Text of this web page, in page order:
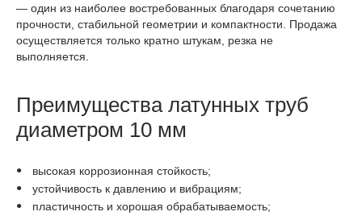
— один из наиболее востребованных благодаря сочетанию
прочности, стабильной геометрии и компактности. Продажа
осуществляется только кратно штукам, резка не
выполняется.
Преимущества латунных труб
диаметром 10 мм
высокая коррозионная стойкость;
устойчивость к давлению и вибрациям;
пластичность и хорошая обрабатываемость;